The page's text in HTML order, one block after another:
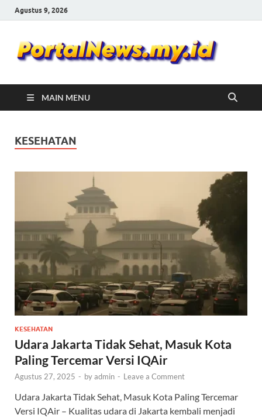
Agustus 9, 2026
MAIN MENU
KESEHATAN
KESEHATAN
Udara Jakarta Tidak Sehat, Masuk Kota
Paling Tercemar Versi IQAir
Agustus 27, 2025 - byadmin - Leave a Comment
Udara Jakarta Tidak Sehat, Masuk Kota Paling Tercemar
Versi IQAir – Kualitas udara di Jakarta kembali menjadi